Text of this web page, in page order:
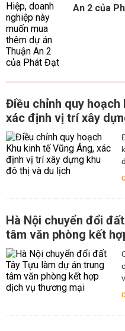
An 2 của
Điều chỉnh quy hoạch
xác định vị trí xây
Hà Nội chuyển đổi
tâm văn phòng kết